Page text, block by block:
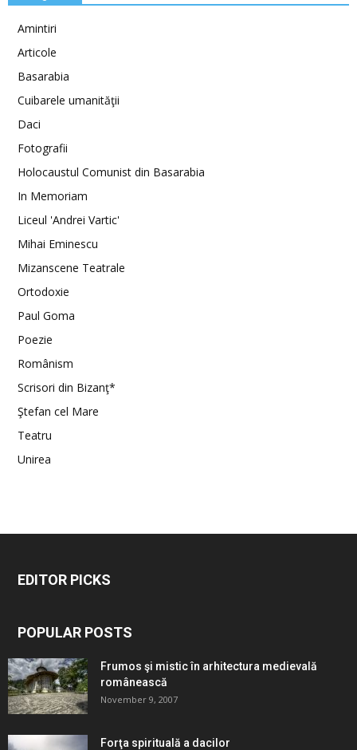
Amintiri
Articole
Basarabia
Cuibarele umanităţii
Daci
Fotografii
Holocaustul Comunist din Basarabia
In Memoriam
Liceul 'Andrei Vartic'
Mihai Eminescu
Mizanscene Teatrale
Ortodoxie
Paul Goma
Poezie
Românism
Scrisori din Bizanţ*
Ştefan cel Mare
Teatru
Unirea
EDITOR PICKS
POPULAR POSTS
Frumos şi mistic în arhitectura medievală
românească
November 9, 2007
Forţa spirituală a dacilor